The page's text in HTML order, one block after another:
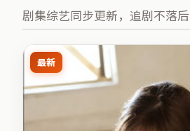
剧集综艺同步更新，追剧不落后
最新